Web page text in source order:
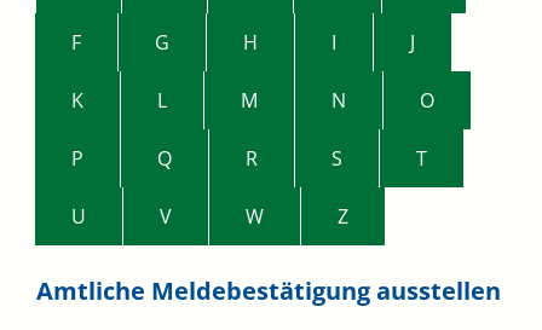
F G H I J
K L M N O
P Q R S T
U V W Z
Amtliche Meldebestätigung ausstellen